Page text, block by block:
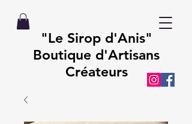
"Le Sirop d'Anis"
Boutique d'Artisans
Créateurs